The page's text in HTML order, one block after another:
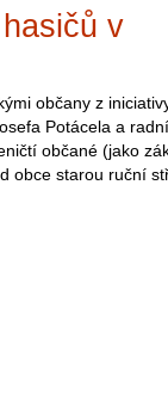
v
občany z
Potácela a
občané (jako
obce starou ruční
hrami
pro
a univerzity.
legálně a
hry. V neustále
širokou